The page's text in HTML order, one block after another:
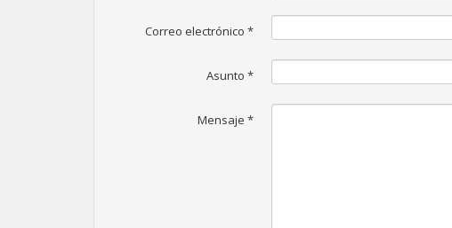
Correo electrónico *
Asunto *
Mensaje *